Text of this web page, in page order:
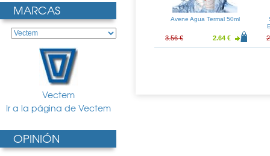
MARCAS
Vectem
Ir a la página de Vectem
OPINIÓN
Avene Agua Termal 50ml
3.56 € 2.64 €